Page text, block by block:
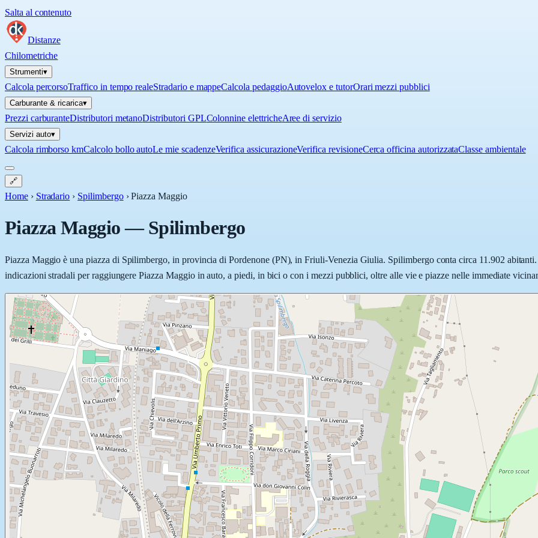
Salta al contenuto
Distanze
Chilometriche
Strumenti▾
Calcola percorsoTraffico in tempo realeStradario e mappeCalcola pedaggioAutovelox e tutorOrari mezzi pubblici
Carburante & ricarica▾
Prezzi carburanteDistributori metanoDistributori GPLColonnine elettricheAree di servizio
Servizi auto▾
Calcola rimborso kmCalcolo bollo autoLe mie scadenzeVerifica assicurazioneVerifica revisioneCerca officina autorizzataClasse ambientale
🔗
Home › Stradario › Spilimbergo ›Piazza Maggio
Piazza Maggio—Spilimbergo
Piazza Maggio è una piazza di Spilimbergo, in provincia di Pordenone (PN), in Friuli-Venezia Giulia. Spilimbergo conta circa 11.902
indicazioni stradali per raggiungere Piazza Maggio in auto, a piedi, in bici o con i mezzi pubblici, oltre alle vie e piazze nelle immediate